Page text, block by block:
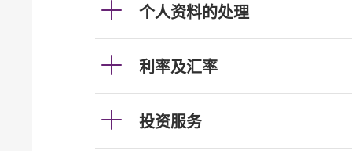
个人资料的处理
利率及汇率
投资服务